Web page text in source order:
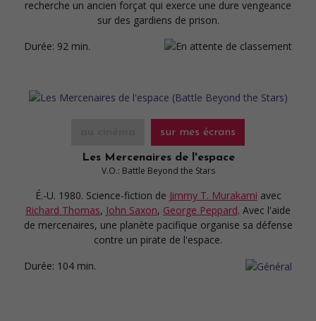
recherche un ancien forçat qui exerce une dure vengeance
sur des gardiens de prison.
Durée: 92 min.
sur mes écrans
Les Mercenaires de l'espace
V.O.: Battle Beyond the Stars
É.-U. 1980. Science-fiction de Jimmy T. Murakami avec
Richard Thomas, John Saxon, George Peppard. Avec l'aide
de mercenaires, une planète pacifique organise sa défense
contre un pirate de l'espace.
Durée: 104 min.